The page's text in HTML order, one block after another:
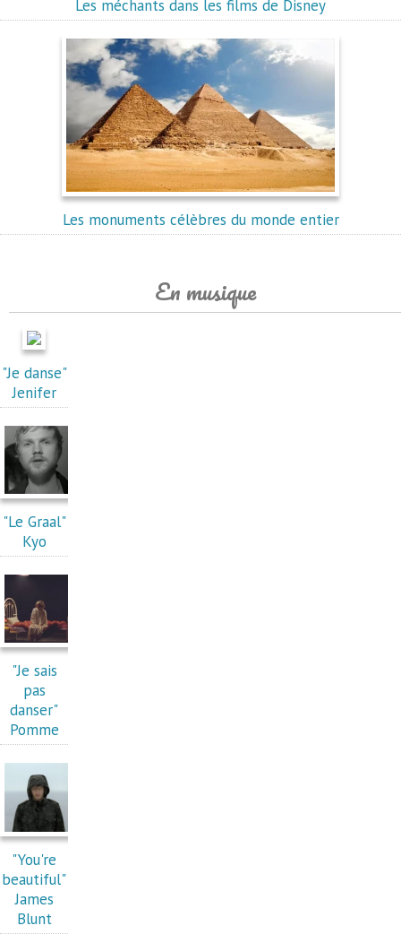
Les méchants dans les films de Disney
Les monuments célèbres du monde entier
En musique
"Je danse"
Jenifer
"Le Graal"
Kyo
"Je sais
pas
danser"
Pomme
"You're
beautiful"
James
Blunt